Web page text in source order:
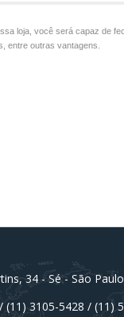
loja, você será capaz de
entre outras vantagens.
34 - Sé - São
(11) 3105-5428 / (11)